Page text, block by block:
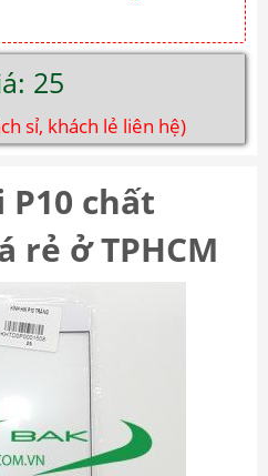
25
sỉ, khách lẻ liên hệ)
chất
rẻ ở TPHCM